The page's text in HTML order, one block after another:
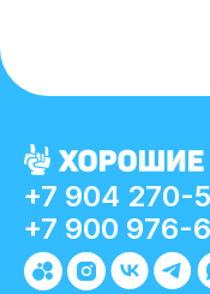
+7 904 270-
+7 900 976-